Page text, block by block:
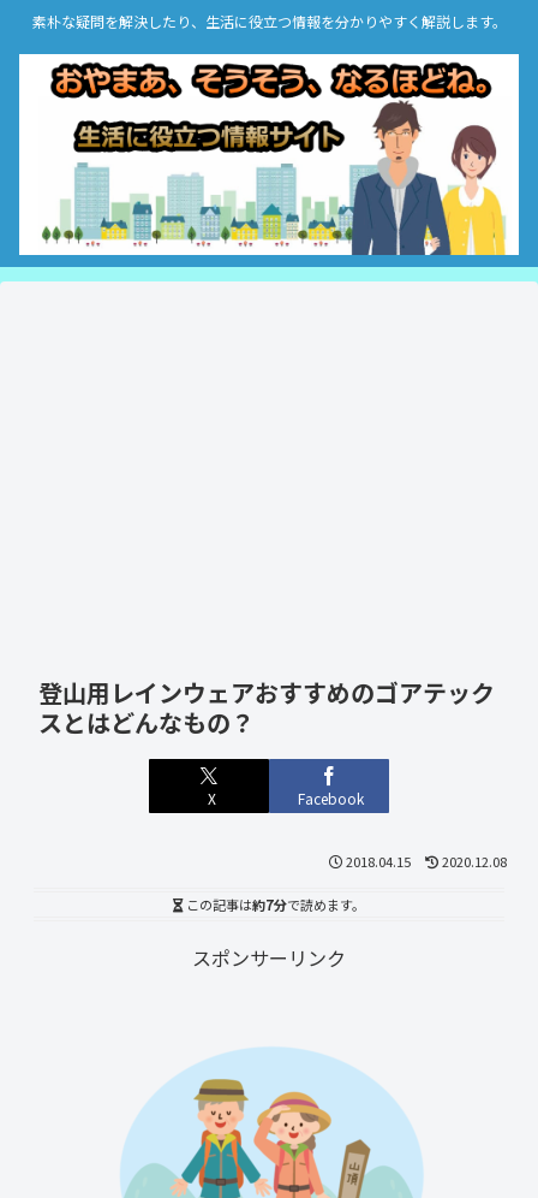
素朴な疑問を解決したり、生活に役立つ情報を分かりやすく解説します。
登山用レインウェアおすすめのゴアテック
スとはどんなもの？
X Facebook
2018.04.15 2020.12.08
この記事は約7分で読めます。
スポンサーリンク